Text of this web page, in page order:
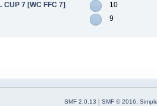
CUP 7 [WC FFC 7]
10
9
SMF 2.0.13 | SMF © 2016,